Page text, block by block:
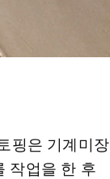
핑은 기계미장
작업을 한 후